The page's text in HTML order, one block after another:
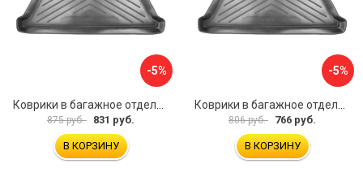
-5%
875 руб. 831 руб.
В КОРЗИНУ
-5%
806 руб. 766 руб.
В КОРЗИНУ